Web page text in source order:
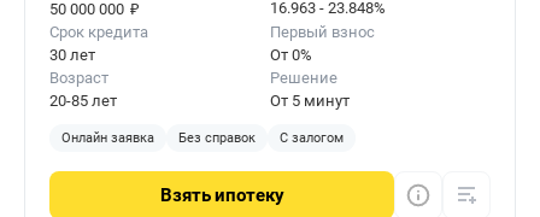
50 000 000 ₽
16.963 - 23.848%
Срок кредита
30 лет
Первый взнос
От 0%
Возраст
20-85 лет
Решение
От 5 минут
Онлайн заявка Без справок С залогом
Взятьипотеку